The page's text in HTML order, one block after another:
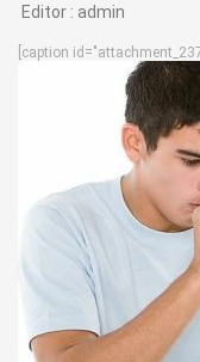
Hukum
Sport
Life Style
Opini
Video
More
Editor : admin
[caption